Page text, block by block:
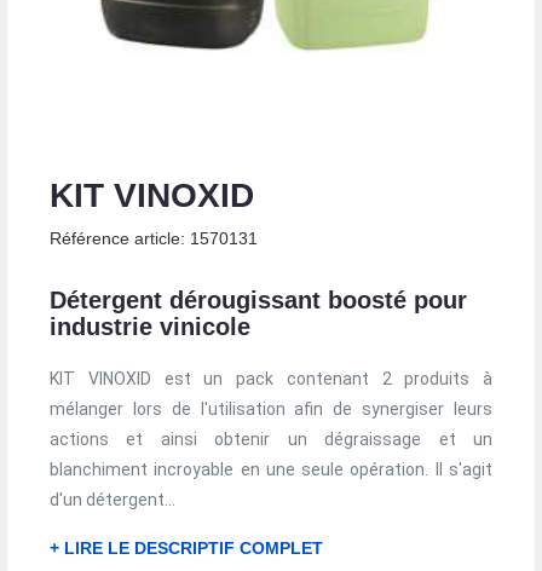
KIT VINOXID
Référence article: 1570131
Détergent dérougissant boosté pour
industrie vinicole
KIT VINOXID est un pack contenant 2 produits à
mélanger lors de l'utilisation afin de synergiser leurs
actions et ainsi obtenir un dégraissage et un
blanchiment incroyable en une seule opération. Il s'agit
d'un détergent...
+ LIRE LE DESCRIPTIF COMPLET